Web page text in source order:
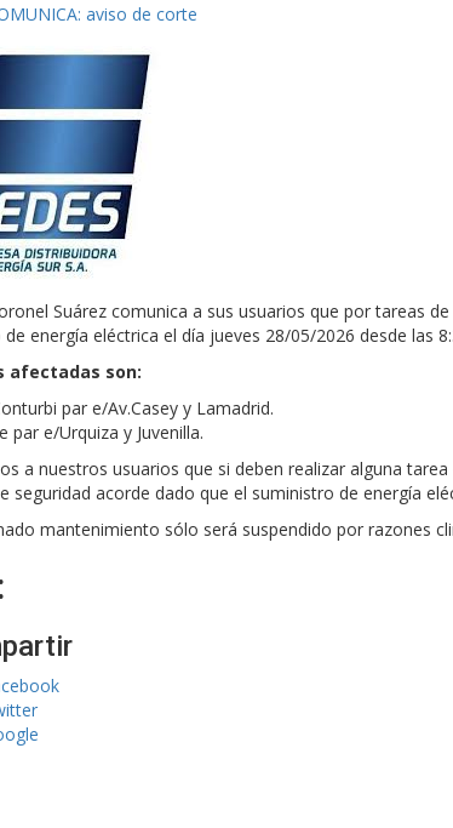
Suárez comunica a sus usuarios que por tareas
energía eléctrica el día jueves 28/05/2026 desde las
afectadas son:
par e/Av.Casey y Lamadrid.
par e/Urquiza y Juvenilla.
a nuestros usuarios que si deben realizar alguna
seguridad acorde dado que el suministro de energía
mantenimiento sólo será suspendido por razones